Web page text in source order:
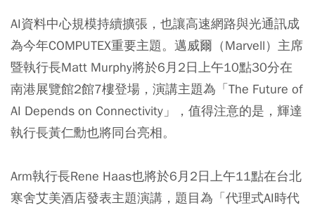
AI資料中心規模持續擴張，也讓高速網路與光通訊成
為今年COMPUTEX重要主題。邁威爾（Marvell）主席
暨執行長Matt Murphy將於6月2日上午10點30分在
南港展覽館2館7樓登場，演講主題為「The Future of
AI Depends on Connectivity」，值得注意的是，輝達
執行長黃仁勳也將同台亮相。
Arm執行長Rene Haas也將於6月2日上午11點在台北
寒舍艾美酒店發表主題演講，題目為「代理式AI時代